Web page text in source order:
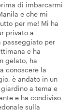
di imbarcarmi
e che mi
per me! Mi ha
privato a
passeggiato per
e ha
gelato, ha
conoscere la
è andato in un
a tema e
e ha condiviso
sulla